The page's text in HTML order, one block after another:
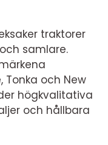
traktorer
samlare.
Tonka och New
högkvalitativa
och hållbara